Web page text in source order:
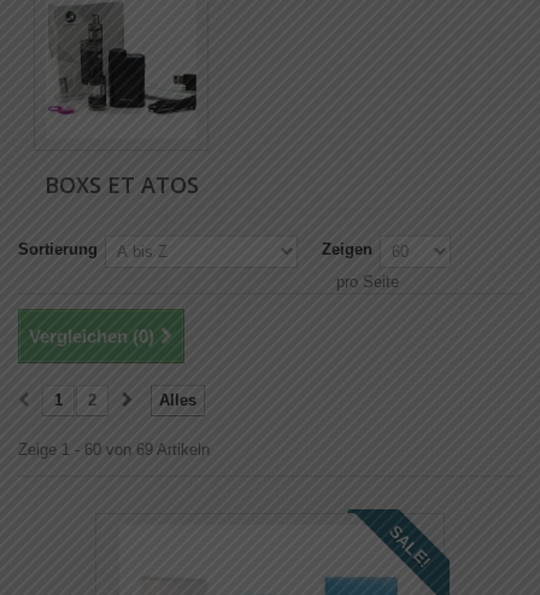
BOXS ET ATOS
Sortierung
Zeigen
pro Seite
Vergleichen (0)
Alles
1 2
Zeige 1 - 60 von 69 Artikeln
SALE!